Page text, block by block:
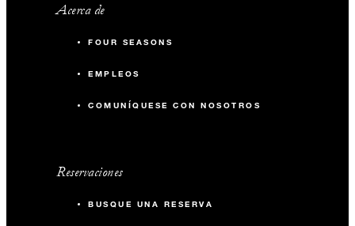
Acerca de
FOUR SEASONS
EMPLEOS
COMUNÍQUESE CON NOSOTROS
Reservaciones
BUSQUE UNA RESERVA